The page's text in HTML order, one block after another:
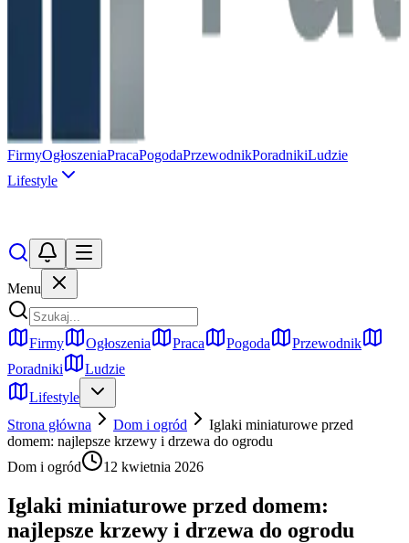
FirmyOgłoszeniaPracaPogodaPrzewodnikPoradnikiLudzie
Lifestyle
Menu
Firmy Ogłoszenia Praca Pogoda
Przewodnik
Poradniki
Ludzie
Lifestyle
Strona główna
Dom i ogród
Iglaki miniaturowe przed
domem: najlepsze krzewy i drzewa do ogrodu
Dom i ogród
12 kwietnia 2026
Iglaki miniaturowe przed domem:
najlepsze krzewy i drzewa do ogrodu